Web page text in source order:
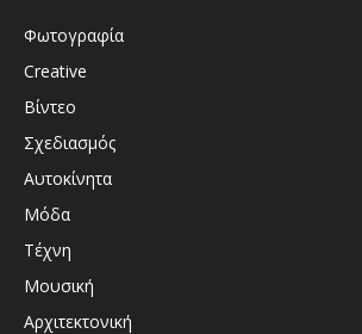
Φωτογραφία
Creative
Βίντεο
Σχεδιασμός
Αυτοκίνητα
Μόδα
Τέχνη
Μουσική
Αρχιτεκτονική